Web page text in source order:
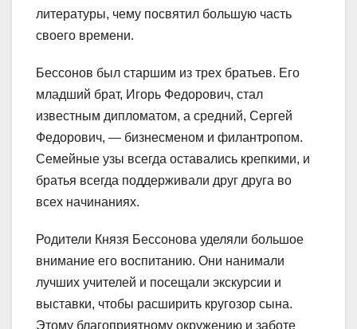
литературы, чему посвятил большую часть
своего времени.
Бессонов был старшим из трех братьев. Его
младший брат, Игорь Федорович, стал
известным дипломатом, а средний, Сергей
Федорович, — бизнесменом и филантропом.
Семейные узы всегда оставались крепкими, и
братья всегда поддерживали друг друга во
всех начинаниях.
Родители Князя Бессонова уделяли большое
внимание его воспитанию. Они нанимали
лучших учителей и посещали экскурсии и
выставки, чтобы расширить кругозор сына.
Этому благоприятному окружению и заботе